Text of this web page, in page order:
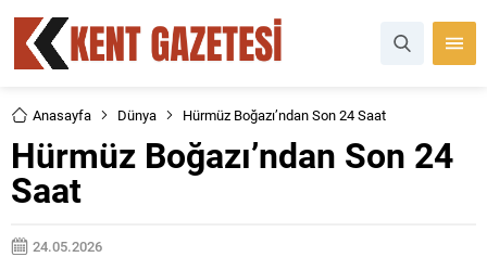
Anasayfa Dünya Hürmüz Boğazı’ndan Son 24 Saat
Hürmüz Boğazı’ndan Son 24
Saat
24.05.2026